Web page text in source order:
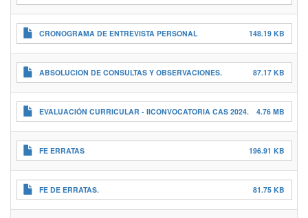
CRONOGRAMA DE ENTREVISTA PERSONAL 148.19 KB
ABSOLUCION DE CONSULTAS Y OBSERVACIONES. 87.17 KB
EVALUACIÓN CURRICULAR - IICONVOCATORIA CAS 2024. 4.76 MB
FE ERRATAS 196.91 KB
FE DE ERRATAS. 81.75 KB